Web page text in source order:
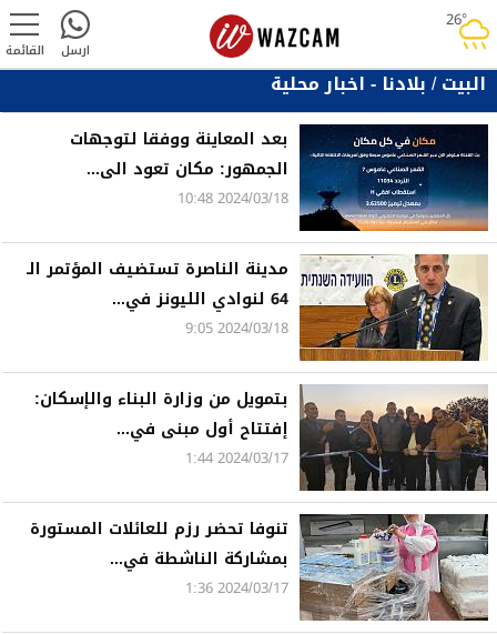
26°rainy القائمة ارسل
البيت/بلادنا - اخبار محلية
بعد المعاينة ووفقا لتوجهات
الجمهور: مكان تعود الى...
2024/03/18 10:48
مدينة الناصرة تستضيف المؤتمر الـ
64 لنوادي الليونز في...
2024/03/18 9:05
بتمويل من وزارة البناء والإسكان:
إفتتاح أول مبنى في...
2024/03/17 1:44
تنوفا تحضر رزم للعائلات المستورة
بمشاركة الناشطة في...
2024/03/17 1:36